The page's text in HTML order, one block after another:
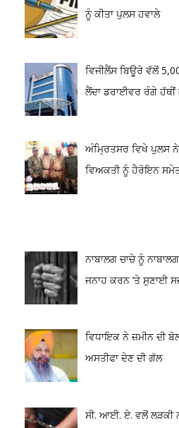
ਨੂੰ ਕੀਤਾ ਪੁਲਸ ਹਵਾਲੇ
ਵਿਜੀਲੈਂਸ ਬਿਊਰੋ ਵੱਲੋਂ
ਲੈਂਦਾ ਡਰਾਈਵਰ ਰੰਗੇ ਹੱਥੀਂ
ਅੰਮ੍ਰਿਤਸਰ ਵਿਖੇ ਪੁਲਸ
ਵਿਅਕਤੀ ਨੂੰ ਹੈਰੋਇਨ
ਨਾਬਾਲਗ ਚਾਚੇ ਨੂੰ
ਜਨਾਹ ਕਰਨ ‘ਤੇ ਸੁਣਾਈ
ਵਿਧਾਇਕ ਨੇ ਜ਼ਮੀਨ ਦੀ
ਅਸਤੀਫਾ ਦੇਣ ਦੀ ਗੱਲ
ਸੀ. ਆਈ. ਏ. ਵਲੋਂ ਲੜਕੀ